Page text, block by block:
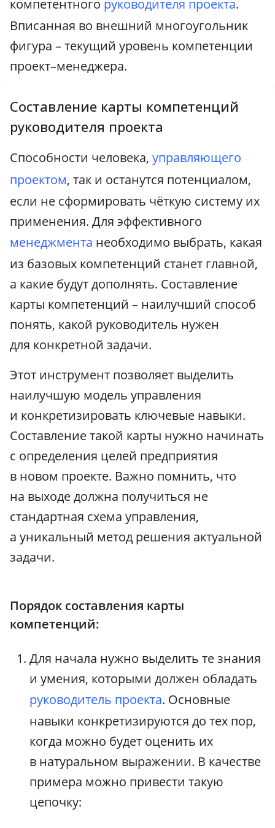
компетентного руководителя проекта.
Вписанная во внешний многоугольник
фигура – текущий уровень компетенции
проект–менеджера.
Составление карты компетенций
руководителя проекта
Способности человека, управляющего
проектом, так и останутся потенциалом,
если не сформировать чёткую систему их
применения. Для эффективного
менеджмента необходимо выбрать, какая
из базовых компетенций станет главной,
а какие будут дополнять. Составление
карты компетенций – наилучший способ
понять, какой руководитель нужен
для конкретной задачи.
Этот инструмент позволяет выделить
наилучшую модель управления
и конкретизировать ключевые навыки.
Составление такой карты нужно начинать
с определения целей предприятия
в новом проекте. Важно помнить, что
на выходе должна получиться не
стандартная схема управления,
а уникальный метод решения актуальной
задачи.
Порядок составления карты
компетенций:
Для начала нужно выделить те знания
и умения, которыми должен обладать
руководитель проекта. Основные
навыки конкретизируются до тех пор,
когда можно будет оценить их
в натуральном выражении. В качестве
примера можно привести такую
цепочку: